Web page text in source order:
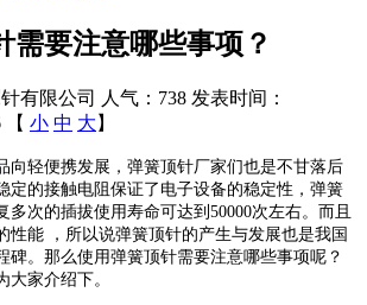
需要注意哪些事项？
有限公司 人气：738 发表时间：
【 小 中 大 】
轻便携发展，弹簧顶针厂家们也是不甘落后
定的接触电阻保证了电子设备的稳定性，弹簧
多次的插拔使用寿命可达到50000次左右。而且
性能 ，所以说弹簧顶针的产生与发展也是我国
碑。那么使用弹簧顶针需要注意哪些事项呢？
大家介绍下。